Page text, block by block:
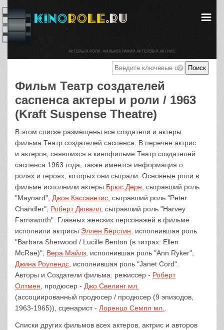
Фильм Театр создателей
саспенса актеры и роли / 1963
(Kraft Suspense Theatre)
В этом списке размещены все создатели и актеры
фильма Театр создателей саспенса. В перечне актрис
и актеров, снявшихся в кинофильме Театр создателей
саспенса 1963 года, также имеется информация о
ролях и героях, которых они сыграли. Основные роли в
фильме исполнили актеры Брюс Дерн , сыгравший роль
"Maynard", Джон Кассаветис , сыгравший роль "Peter
Chandler", Роберт Дювалл , сыгравший роль "Harvey
Farnsworth". Главных женских персонажей в фильме
исполнили актрисы Эллен Бёрстин , исполнившая роль
"Barbara Sherwood / Lucille Benton (в титрах: Ellen
McRae)", Вера Майлз , исполнившая роль "Ann Ryker",
Джина Роулендс , исполнившая роль "Janet Cord".
Авторы и Создатели фильма: режиссер - Роберт
Олтмен , продюсер - Джо Свелинг мл.
(ассоциированный продюсер / продюсер (9 эпизодов,
1963-1965)), сценарист - Лоренцо Семпл мл.
Списки других фильмов всех актеров, актрис и авторов
АКТЕРЫ И РОЛИ. ФИЛЬМОГРАФИИ АКТЕРОВ И АКТРИС.